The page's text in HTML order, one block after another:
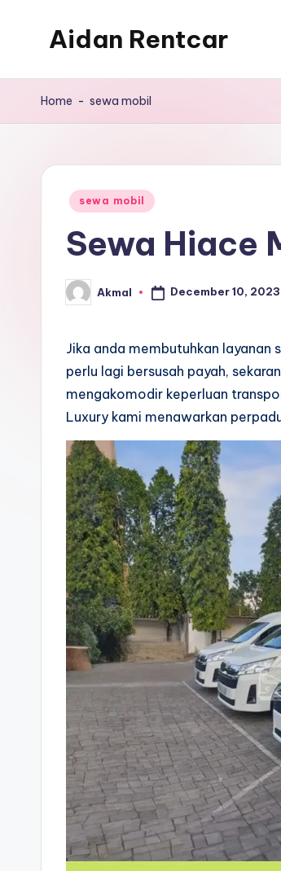
Aidan Rentcar
Mobil
Home - sewa mobil
Posted
sewa mobil
Sewa Hiace
Posted
by
Akmal December 10, 2023
Jika anda membutuhkan layanan
perlu lagi bersusah payah,
mengakomodir keperluan
Luxury kami menawarkan